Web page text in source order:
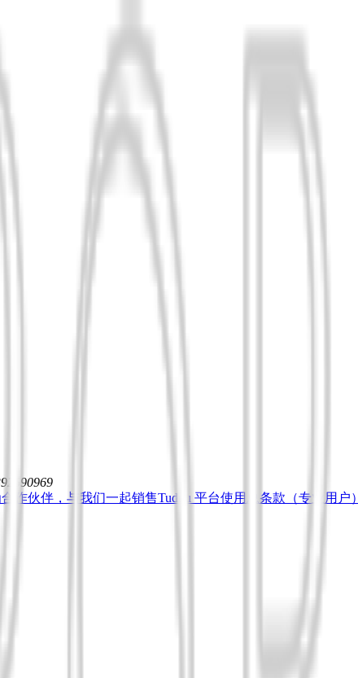
合作伙伴，与我们一起销售Tuduu 平台使用总条款（专业用户